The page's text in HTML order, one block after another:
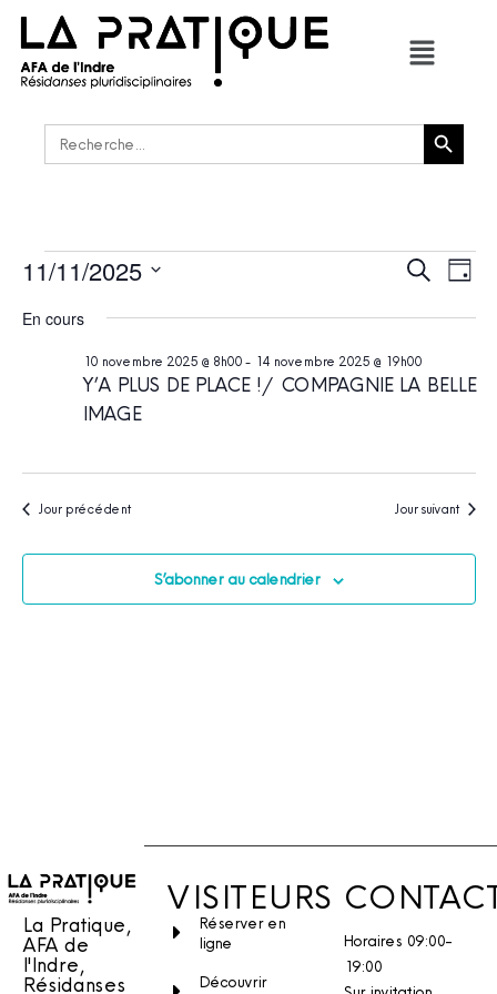
Rechercher : Bouton de recherche
DE
VUES
Recherche
de
Jour
11/11/2025
une
En cours
Y’A PLUS DE PLACE ! / COMPAGNIE LA BELLE
IMAGE
10 novembre 2025 @ 8h00- 14 novembre 2025 @ 19h00
Jour précédent Jour suivant
S’abonner au calendrier
La Pratique,
AFA de
l'Indre,
Résidanses
VISITEURS
Réserver en
ligne
Découvrir
Horaires 09:00-
19:00